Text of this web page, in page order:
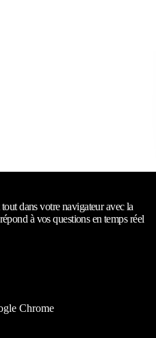
dans votre navigateur avec la
à vos questions en temps réel
Chrome